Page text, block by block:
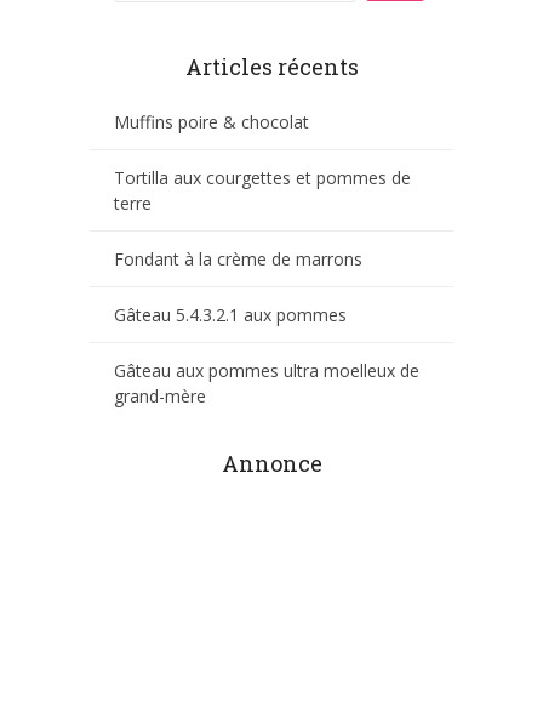
Articles récents
Muffins poire & chocolat
Tortilla aux courgettes et pommes de
terre
Fondant à la crème de marrons
Gâteau 5.4.3.2.1 aux pommes
Gâteau aux pommes ultra moelleux de
grand-mère
Annonce